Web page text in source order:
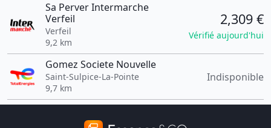
Sa Perver Intermarche
Verfeil
Verfeil
9,2 km
2,309 €
Vérifié aujourd'hui
Gomez Societe Nouvelle
Saint-Sulpice-La-Pointe
9,7 km
Indisponible